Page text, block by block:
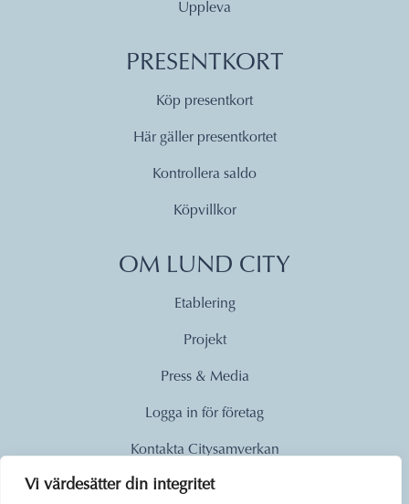
Vi värdesätter din integritet
Uppleva
PRESENTKORT
Köp presentkort
Här gäller presentkortet
Kontrollera saldo
Köpvillkor
OM LUND CITY
Etablering
Projekt
Press & Media
Logga in för företag
Kontakta Citysamverkan